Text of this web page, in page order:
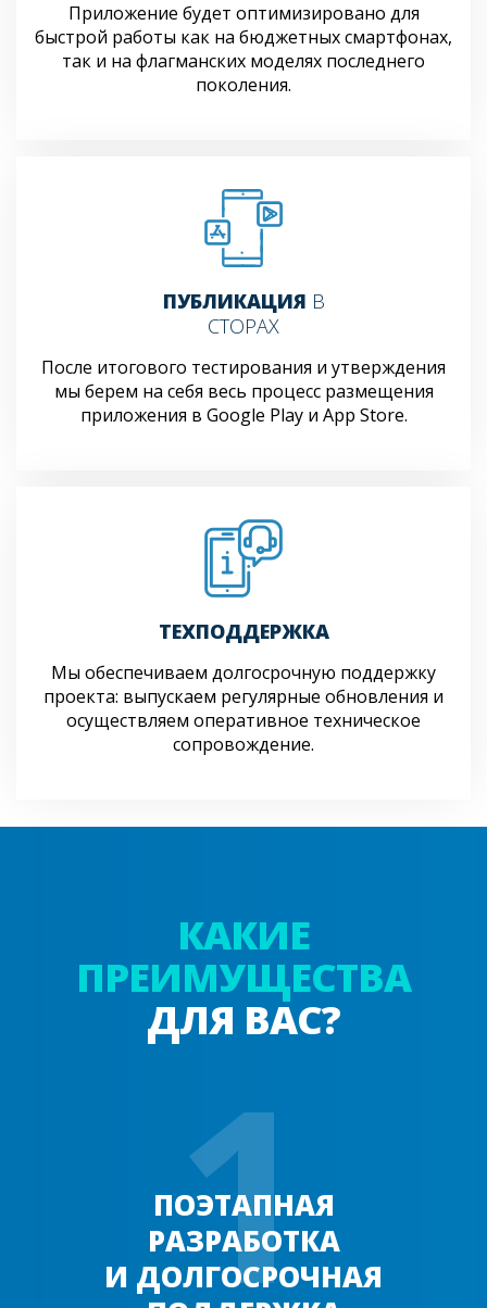
Приложение будет оптимизировано для
быстрой работы как на бюджетных смартфонах,
так и на флагманских моделях последнего
поколения.
ПУБЛИКАЦИЯ В
СТОРАХ
После итогового тестирования и утверждения
мы берем на себя весь процесс размещения
приложения в Google Play и App Store.
ТЕХПОДДЕРЖКА
Мы обеспечиваем долгосрочную поддержку
проекта: выпускаем регулярные обновления и
осуществляем оперативное техническое
сопровождение.
КАКИЕ
ПРЕИМУЩЕСТВА
ДЛЯ ВАС?
1
ПОЭТАПНАЯ
РАЗРАБОТКА
И ДОЛГОСРОЧНАЯ